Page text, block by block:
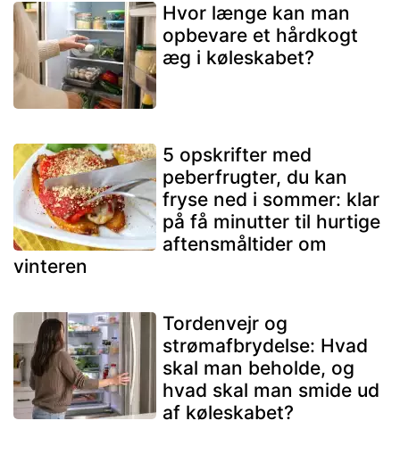
Hvor længe kan man
opbevare et hårdkogt
æg i køleskabet?
5 opskrifter med
peberfrugter, du kan
fryse ned i sommer: klar
på få minutter til hurtige
aftensmåltider om
vinteren
Tordenvejr og
strømafbrydelse: Hvad
skal man beholde, og
hvad skal man smide ud
af køleskabet?